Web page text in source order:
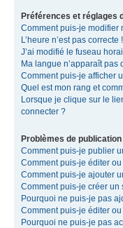
Préférences et réglages
Comment puis-je modifier
L’heure n’est pas correcte !
J’ai modifié le fuseau
Ma langue n’apparaît pas
Comment puis-je afficher
Quel est mon rang et
Lorsque je clique sur le
connecter ?
Problèmes de publication
Comment puis-je publier
Comment puis-je éditer
Comment puis-je ajouter
Comment puis-je créer un
Pourquoi ne puis-je pas
Comment puis-je éditer
Pourquoi ne puis-je pas